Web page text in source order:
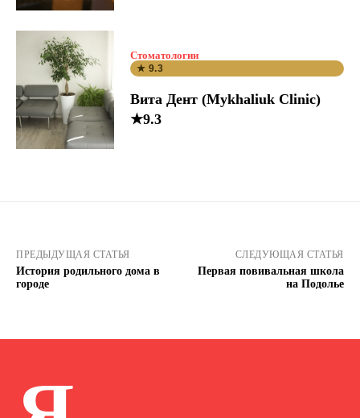
Стоматологии
★ 9.3
Вита Дент (Mykhaliuk Clinic)
★9.3
ПРЕДЫДУЩАЯ СТАТЬЯ
История родильного дома в
городе
СЛЕДУЮЩАЯ СТАТЬЯ
Первая повивальная школа
на Подолье